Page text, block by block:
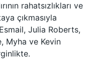
rahatsızlıkları ve
çıkmasıyla
Julia Roberts,
Myha ve Kevin